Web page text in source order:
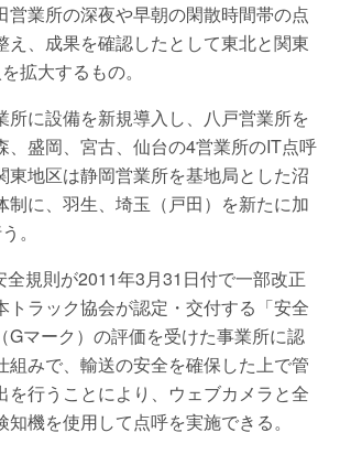
営業所の深夜や早朝の閑散時間帯の点
え、成果を確認したとして東北と関東
拡大するもの。
所に設備を新規導入し、八戸営業所を
、盛岡、宮古、仙台の4営業所のIT点呼
東地区は静岡営業所を基地局とした沼
制に、羽生、埼玉（戸田）を新たに加
。
全規則が2011年3月31日付で一部改正
トラック協会が認定・交付する「安全
Gマーク）の評価を受けた事業所に認
組みで、輸送の安全を確保した上で管
を行うことにより、ウェブカメラと全
機を使用して点呼を実施できる。